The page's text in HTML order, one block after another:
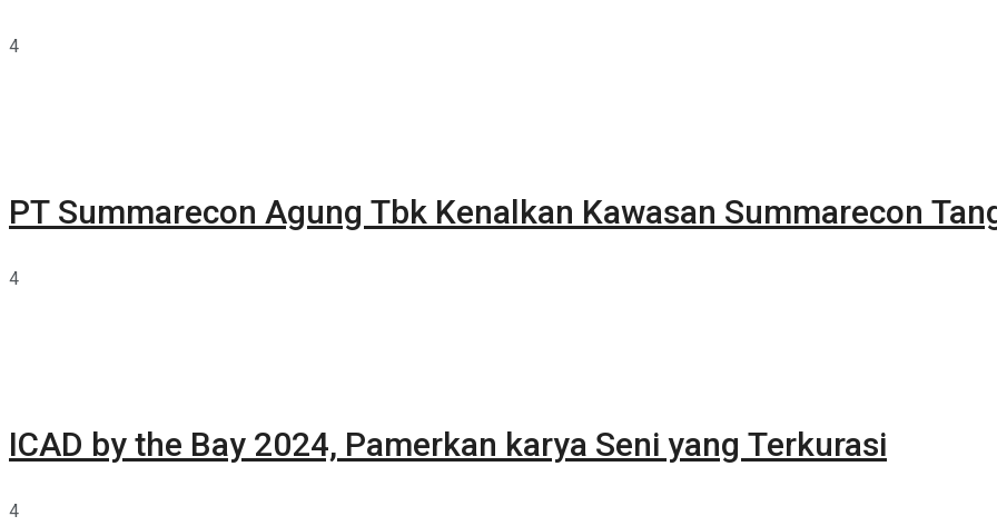
4
PT Summarecon Agung Tbk Kenalkan Kawasan Summarecon
4
ICAD by the Bay 2024, Pamerkan karya Seni yang Terkurasi
4